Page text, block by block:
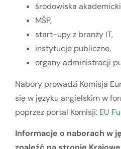
środowiska
MŚP,
start-upy z branży IT,
instytucje publiczne,
organy administracji
Nabory prowadzi Komisja
się w języku angielskim w
poprzez portal Komisji: EU
Informacje o naborach w